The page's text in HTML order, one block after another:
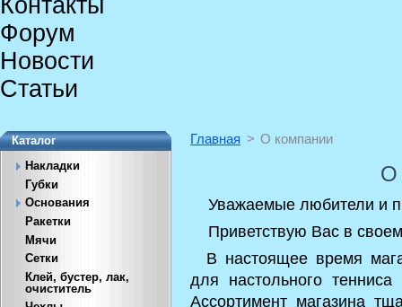
Форум
Новости
Статьи
Каталог
Накладки
Губки
Основания
Ракетки
Мячи
Сетки
Клей, бустер, лак,
очиститель
Главная > О компании
О
Уважаемые любители и
Приветствую Вас в
В настоящее время
для настольного тенниса
Ассортимент магазина